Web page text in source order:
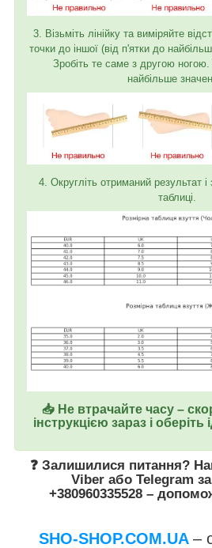
3. Візьміть лінійку та виміряйте
точки до іншої (від п'ятки до
Зробіть те саме з другою ногою.
найбільше
4. Округліть отриманий результат і
таблиці.
📥 Не втрачайте часу –
інструкцією зараз і
❓ Залишилися питання?
Viber або Telegram
+380960335528 –
SHO-SHOP.COM.UA –